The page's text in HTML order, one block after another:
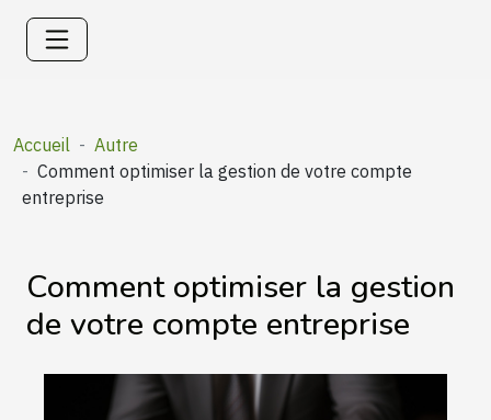
Accueil
Autre
Comment optimiser la gestion de votre compte
entreprise
Comment optimiser la gestion
de votre compte entreprise